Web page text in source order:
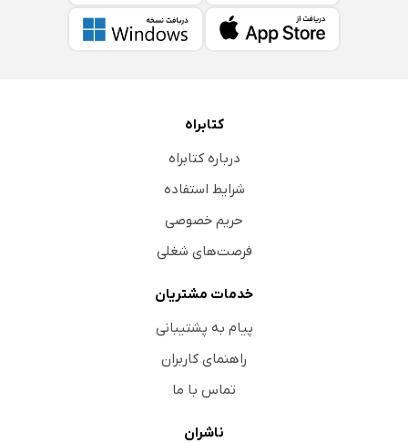
کتابراه
درباره کتابراه
شرایط استفاده
حریم خصوصی
فرصت‌های شغلی
خدمات مشتریان
پیام به پشتیبانی
راهنمای کاربران
تماس با ما
ناشران